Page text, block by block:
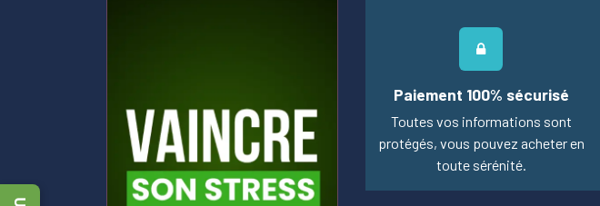
Paiement 100% sécurisé
Toutes vos informations sont
protégés, vous pouvez acheter en
toute sérénité.